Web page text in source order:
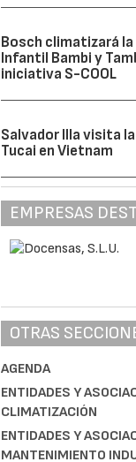
Bosch climatizará la
Infantil Bambi y
iniciativa S-COOL
Salvador Illa visita
Tucai en Vietnam
EMPRESAS
OTRAS
AGENDA
ENTIDADES Y
CLIMATIZACIÓN
ENTIDADES Y
MANTENIMIENTO